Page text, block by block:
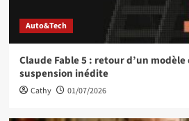
Auto&Tech
Claude Fable 5 : retour d’un
suspension inédite
Cathy 01/07/2026